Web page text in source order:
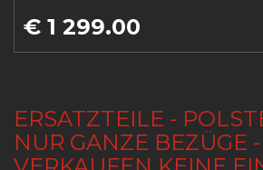
€ 1 299.00
ERSATZTEILE -
NUR GANZE BEZÜGE